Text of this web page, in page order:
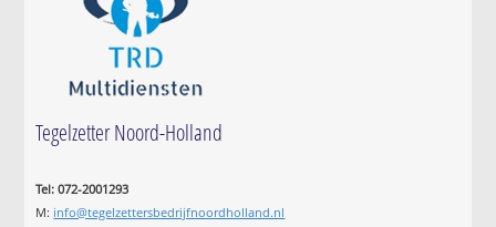
Tegelzetter Noord-Holland
Tel: 072-2001293
M: info@tegelzettersbedrijfnoordholland.nl